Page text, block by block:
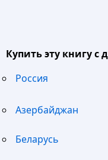
Купить эту книгу с
Россия
Азербайджан
Беларусь